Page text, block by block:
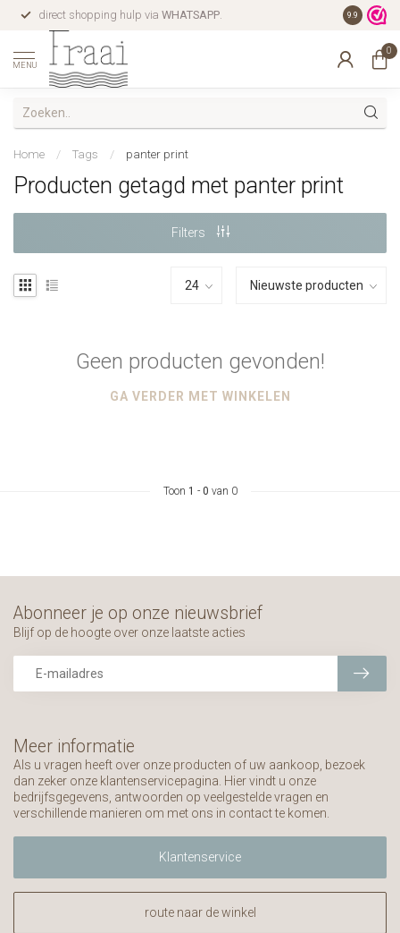
direct shopping hulp via WHATSAPP. gratis
9.9
MENU
0
Home / Tags / panter print
Producten getagd met panter print
Filters
Geen producten gevonden!
GA VERDER MET WINKELEN
Toon 1 - 0 van 0
Meer informatie
Als u vragen heeft over onze producten of uw aankoop, bezoek
dan zeker onze klantenservicepagina. Hier vindt u onze
bedrijfsgegevens, antwoorden op veelgestelde vragen en
verschillende manieren om met ons in contact te komen.
Klantenservice
route naar de winkel
Abonneer je op onze nieuwsbrief
Blijf op de hoogte over onze laatste acties